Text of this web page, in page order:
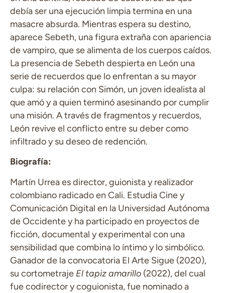
debía ser una ejecución limpia termina en una
masacre absurda. Mientras espera su destino,
aparece Sebeth, una figura extraña con apariencia
de vampiro, que se alimenta de los cuerpos caídos.
La presencia de Sebeth despierta en León una
serie de recuerdos que lo enfrentan a su mayor
culpa: su relación con Simón, un joven idealista al
que amó y a quien terminó asesinando por cumplir
una misión. A través de fragmentos y recuerdos,
León revive el conflicto entre su deber como
infiltrado y su deseo de redención.
Biografía:
Martín Urrea es director, guionista y realizador
colombiano radicado en Cali. Estudia Cine y
Comunicación Digital en la Universidad Autónoma
de Occidente y ha participado en proyectos de
ficción, documental y experimental con una
sensibilidad que combina lo íntimo y lo simbólico.
Ganador de la convocatoria El Arte Sigue (2020),
su cortometraje El tapiz amarillo (2022), del cual
fue codirector y coguionista, fue nominado a